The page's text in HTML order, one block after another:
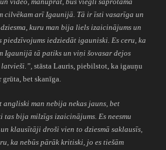
cilvēkam arī Igaunijā. Tā ir īsti vasarīga un
kuru man bija liels izaicinājums un
piedzīvojums iedziedāt igauniski. Es ceru, ka
Igaunijā tā patiks un viņi šovasar dejos
stāsta Lauris, piebilstot, ka igauņu
grūta, bet skanīga.
angliski man nebija nekas jauns, bet
tas bija milzīgs izaicinājums. Es neesmu
klausītāji droši vien to dziesmā saklausīs,
ka nebūs pārāk kritiski, jo es tiešām